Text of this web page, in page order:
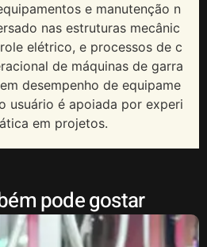
e manutenção n
nas estruturas mecânic
elétrico, e processos de c
de máquinas de garra
desempenho de equipame
usuário é apoiada por experi
em projetos.
pode gostar